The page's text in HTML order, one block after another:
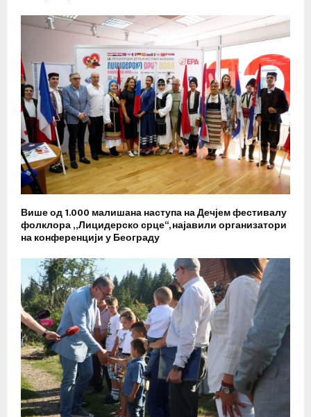
Више од 1.000 малишана наступа на Дечјем фестивалу
фолклора „Лицидерско срце“, најавили организатори
на конференцији у Београду